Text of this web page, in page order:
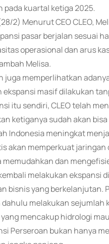
pada kuartal ketiga 2025.
2) Menurut CEO CLEO,
pasar berjalan sesuai
operasional dan arus
Melisa.
juga memperlihatkan
masif dilakukan
itu sendiri, CLEO telah
ketiganya sudah akan
Indonesia meningkat
akan memperkuat
memudahkan dan
melakukan ekspansi
bisnis yang berkelanjutan.
melakukan
mencakup hidrologi
Perseroan bukan hanya